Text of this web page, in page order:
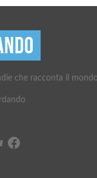
che racconta il
Facebook